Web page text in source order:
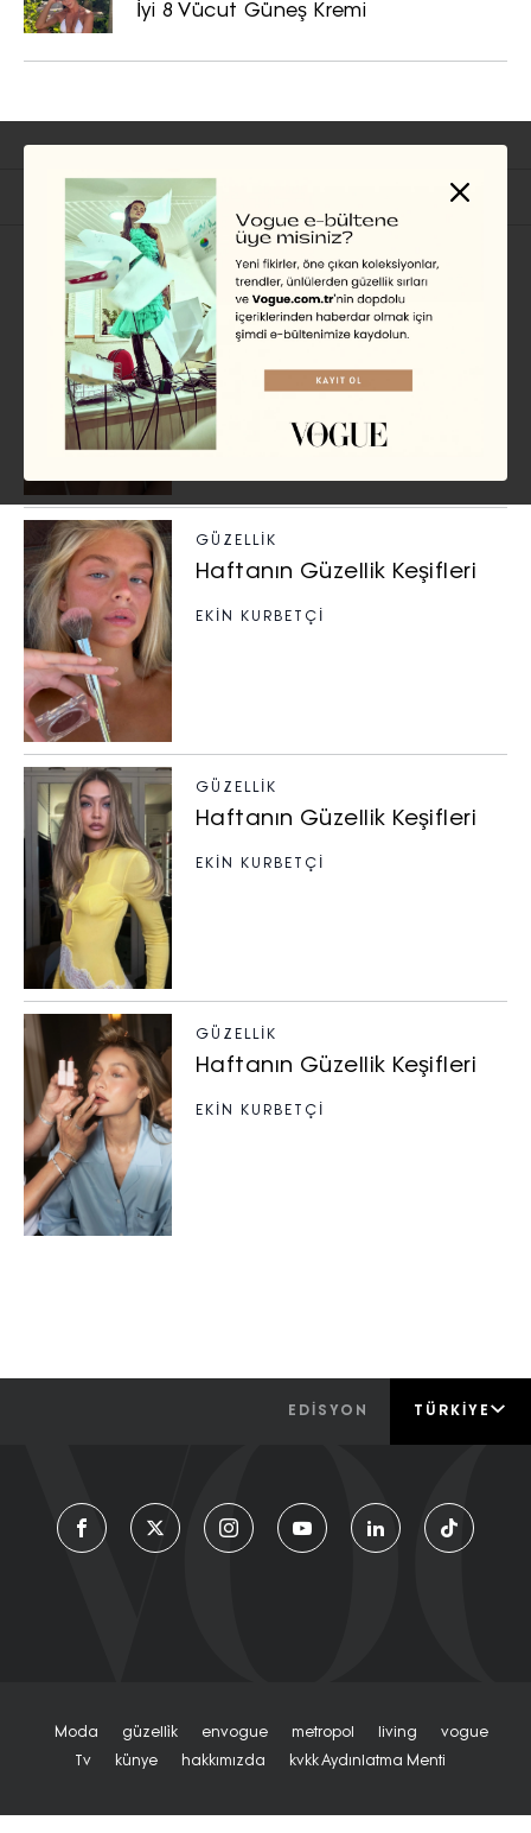
İyi 8 Vücut Güneş Kremi
İlgili Başlıklar
GÜZELLIK
Haftanın Güzellik Keşifleri
EKİN KURBETÇİ
GÜZELLIK
Haftanın Güzellik Keşifleri
EKİN KURBETÇİ
GÜZELLIK
Haftanın Güzellik Keşifleri
EKİN KURBETÇİ
GÜZELLIK
Haftanın Güzellik Keşifleri
EKİN KURBETÇİ
EDİSYON TÜRKIYE
Moda Güzelli̇k Envogue Metropol Living
Vogue
Tv
Künye Hakkımızda Kvkk Aydınlatma Menti